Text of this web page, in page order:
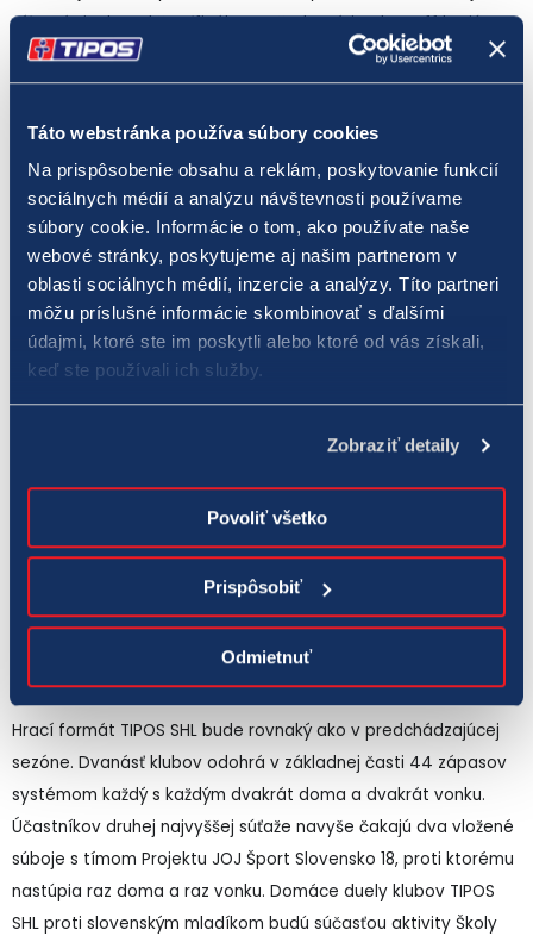
Táto webstránka používa súbory cookies
Na prispôsobenie obsahu a reklám, poskytovanie funkcií
sociálnych médií a analýzu návštevnosti používame
súbory cookie. Informácie o tom, ako používate naše
webové stránky, poskytujeme aj našim partnerom v
oblasti sociálnych médií, inzercie a analýzy. Títo partneri
môžu príslušné informácie skombinovať s ďalšími
údajmi, ktoré ste im poskytli alebo ktoré od vás získali,
keď ste používali ich služby.
Zobraziť detaily
Povoliť všetko
Prispôsobiť
Odmietnuť
víťazné duely. Od štvrťfinále sa všetky série play-off hrajú
tradične na štyri víťazné zápasy. Nového extraligového
šampióna spoznáme najneskôr 29. apríla. Posledný tím po
základnej časti zostúpi do TIPOS SHL.
„Uplynulá extraligová sezóna bola veľmi zaujímavá. Zápasy
priamo na zimných štadiónoch navštívilo najviac fanúšikov za
ostatných 15 rokov a rovnako nás potešila vysoká sledovanosť
duelov v televízii. K atraktivite prispela aj vyrovnanosť súťaže,
čo potvrdzuje fakt, že k majstrovskému titulu dokráčala Nitra až
z ôsmeho miesta po základnej časti. Veríme, že v novom
ročníku nás čakajú rovnako vyrovnané súboje a nováčik zo
Žiliny ešte zvýši konkurenciu. Podobne zaujímavé bude
sledovať vývoj v TIPOS SHL, v ktorej dostáva priestor mnoho
sformovala skupina viacerých ambicióznych klubov s cieľom
Slovenského zväzu ľadového hokeja
Miroslav Lažo
Návraty staronových účastníkov aj premiéra tímu z Bratislavy
Hrací formát TIPOS SHL bude rovnaký ako v predchádzajúcej
sezóne. Dvanásť klubov odohrá v základnej časti 44 zápasov
systémom každý s každým dvakrát doma a dvakrát vonku.
Účastníkov druhej najvyššej súťaže navyše čakajú dva vložené
súboje s tímom Projektu JOJ Šport Slovensko 18, proti ktorému
nastúpia raz doma a raz vonku. Domáce duely klubov TIPOS
SHL proti slovenským mladíkom budú súčasťou aktivity Školy